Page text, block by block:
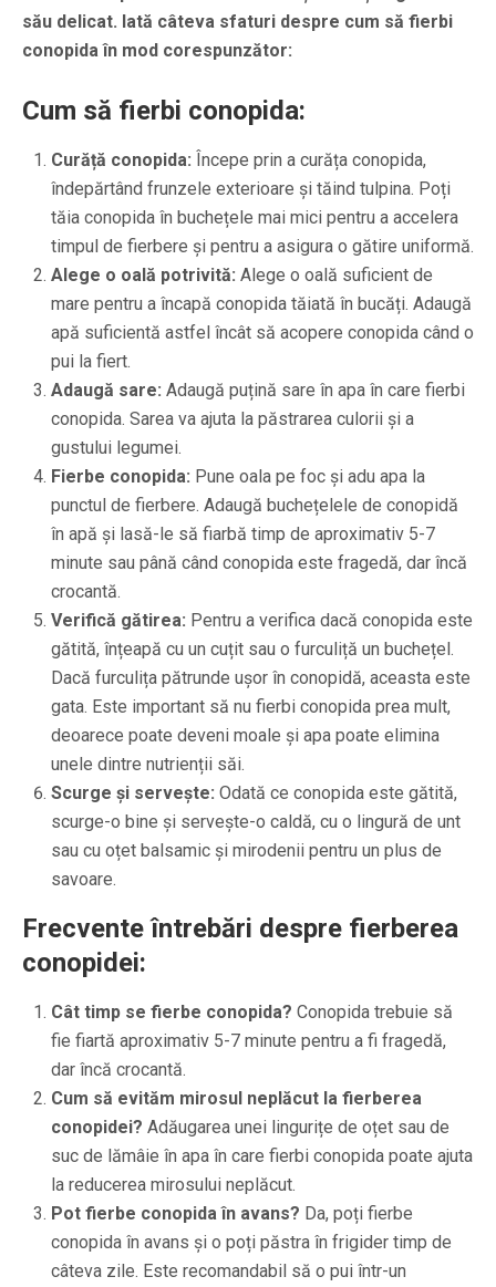
său delicat. Iată câteva sfaturi despre cum să fierbi
conopida în mod corespunzător:
Cum să fierbi conopida:
Curăță conopida: Începe prin a curăța conopida,
îndepărtând frunzele exterioare și tăind tulpina. Poți
tăia conopida în buchețele mai mici pentru a accelera
timpul de fierbere și pentru a asigura o gătire uniformă.
Alege o oală potrivită: Alege o oală suficient de
mare pentru a încapă conopida tăiată în bucăți. Adaugă
apă suficientă astfel încât să acopere conopida când o
pui la fiert.
Adaugă sare: Adaugă puțină sare în apa în care fierbi
conopida. Sarea va ajuta la păstrarea culorii și a
gustului legumei.
Fierbe conopida: Pune oala pe foc și adu apa la
punctul de fierbere. Adaugă buchețelele de conopidă
în apă și lasă-le să fiarbă timp de aproximativ 5-7
minute sau până când conopida este fragedă, dar încă
crocantă.
Verifică gătirea: Pentru a verifica dacă conopida este
gătită, înțeapă cu un cuțit sau o furculiță un buchețel.
Dacă furculița pătrunde ușor în conopidă, aceasta este
gata. Este important să nu fierbi conopida prea mult,
deoarece poate deveni moale și apa poate elimina
unele dintre nutrienții săi.
Scurge și servește: Odată ce conopida este gătită,
scurge-o bine și servește-o caldă, cu o lingură de unt
sau cu oțet balsamic și mirodenii pentru un plus de
savoare.
Frecvente întrebări despre fierberea
conopidei:
Cât timp se fierbe conopida? Conopida trebuie să
fie fiartă aproximativ 5-7 minute pentru a fi fragedă,
dar încă crocantă.
Cum să evităm mirosul neplăcut la fierberea
conopidei? Adăugarea unei lingurițe de oțet sau de
suc de lămâie în apa în care fierbi conopida poate ajuta
la reducerea mirosului neplăcut.
Pot fierbe conopida în avans? Da, poți fierbe
conopida în avans și o poți păstra în frigider timp de
câteva zile. Este recomandabil să o pui într-un